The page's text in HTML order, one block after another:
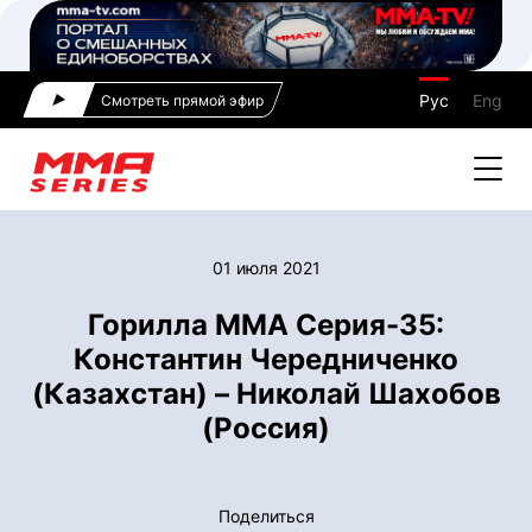
Смотреть прямой эфир Рус Eng
01 июля 2021
Горилла ММА Серия-35:
Константин Чередниченко
(Казахстан) – Николай Шахобов
(Россия)
Поделиться